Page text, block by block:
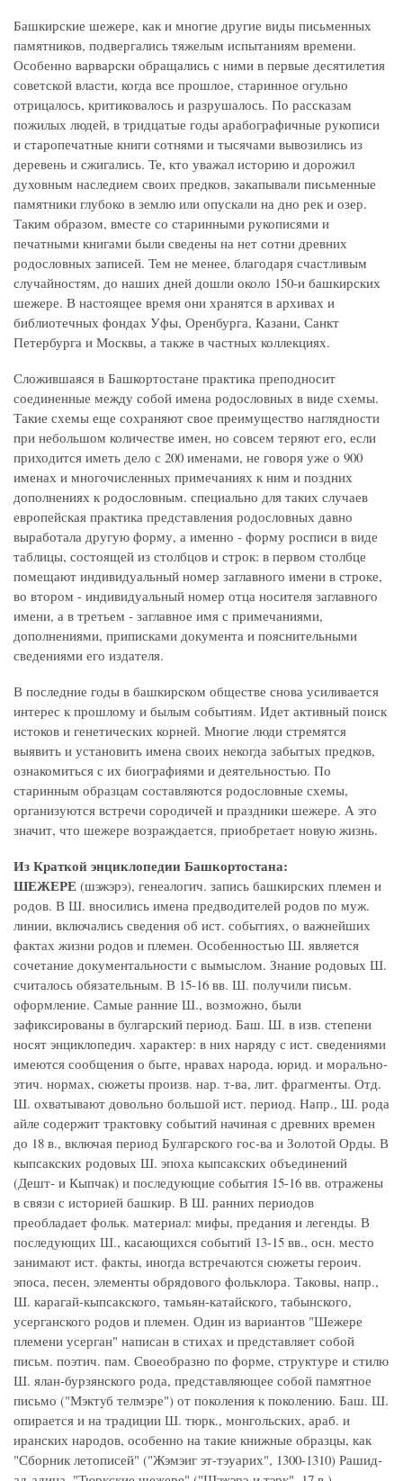
Башкирские шежере, как и многие другие виды письменных
памятников, подвергались тяжелым испытаниям времени.
Особенно варварски обращались с ними в первые десятилетия
советской власти, когда все прошлое, старинное огульно
отрицалось, критиковалось и разрушалось. По рассказам
пожилых людей, в тридцатые годы арабографичные рукописи
и старопечатные книги сотнями и тысячами вывозились из
деревень и сжигались. Те, кто уважал историю и дорожил
духовным наследием своих предков, закапывали письменные
памятники глубоко в землю или опускали на дно рек и озер.
Таким образом, вместе со старинными рукописями и
печатными книгами были сведены на нет сотни древних
родословных записей. Тем не менее, благодаря счастливым
случайностям, до наших дней дошли около 150-и башкирских
шежере. В настоящее время они хранятся в архивах и
библиотечных фондах Уфы, Оренбурга, Казани, Санкт
Петербурга и Москвы, а также в частных коллекциях.
Сложившаяся в Башкортостане практика преподносит
соединенные между собой имена родословных в виде схемы.
Такие схемы еще сохраняют свое преимущество наглядности
при небольшом количестве имен, но совсем теряют его, если
приходится иметь дело с 200 именами, не говоря уже о 900
именах и многочисленных примечаниях к ним и поздних
дополнениях к родословным. специально для таких случаев
европейская практика представления родословных давно
выработала другую форму, а именно - форму росписи в виде
таблицы, состоящей из столбцов и строк: в первом столбце
помещают индивидуальный номер заглавного имени в строке,
во втором - индивидуальный номер отца носителя заглавного
имени, а в третьем - заглавное имя с примечаниями,
дополнениями, приписками документа и пояснительными
сведениями его издателя.
В последние годы в башкирском обществе снова усиливается
интерес к прошлому и былым событиям. Идет активный поиск
истоков и генетических корней. Многие люди стремятся
выявить и установить имена своих некогда забытых предков,
ознакомиться с их биографиями и деятельностью. По
старинным образцам составляются родословные схемы,
организуются встречи сородичей и праздники шежере. А это
значит, что шежере возраждается, приобретает новую жизнь.
Из Краткой энциклопедии Башкортостана:
ШЕЖЕРЕ (шэжэрэ), генеалогич. запись башкирских племен и
родов. В Ш. вносились имена предводителей родов по муж.
линии, включались сведения об ист. событиях, о важнейших
фактах жизни родов и племен. Особенностью Ш. является
сочетание документальности с вымыслом. Знание родовых Ш.
считалось обязательным. В 15-16 вв. Ш. получили письм.
оформление. Самые ранние Ш., возможно, были
зафиксированы в булгарский период. Баш. Ш. в изв. степени
носят энциклопедич. характер: в них наряду с ист. сведениями
имеются сообщения о быте, нравах народа, юрид. и морально-
этич. нормах, сюжеты произв. нар. т-ва, лит. фрагменты. Отд.
Ш. охватывают довольно большой ист. период. Напр., Ш. рода
айле содержит трактовку событий начиная с древних времен
до 18 в., включая период Булгарского гос-ва и Золотой Орды. В
кыпсакских родовых Ш. эпоха кыпсакских объединений
(Дешт- и Кыпчак) и последующие события 15-16 вв. отражены
в связи с историей башкир. В Ш. ранних периодов
преобладает фольк. материал: мифы, предания и легенды. В
последующих Ш., касающихся событий 13-15 вв., осн. место
занимают ист. факты, иногда встречаются сюжеты героич.
эпоса, песен, элементы обрядового фольклора. Таковы, напр.,
Ш. карагай-кыпсакского, тамьян-катайского, табынского,
усерганского родов и племен. Один из вариантов "Шежере
племени усерган" написан в стихах и представляет собой
письм. поэтич. пам. Своеобразно по форме, структуре и стилю
Ш. ялан-бурзянского рода, представляющее собой памятное
письмо ("Мэктyб телмэре") от поколения к поколению. Баш. Ш.
опирается и на традиции Ш. тюрк., монгольских, араб. и
иранских народов, особенно на такие книжные образцы, как
"Сборник летописей" ("Жэмэиг эт-тэуарих", 1300-1310) Рашид-